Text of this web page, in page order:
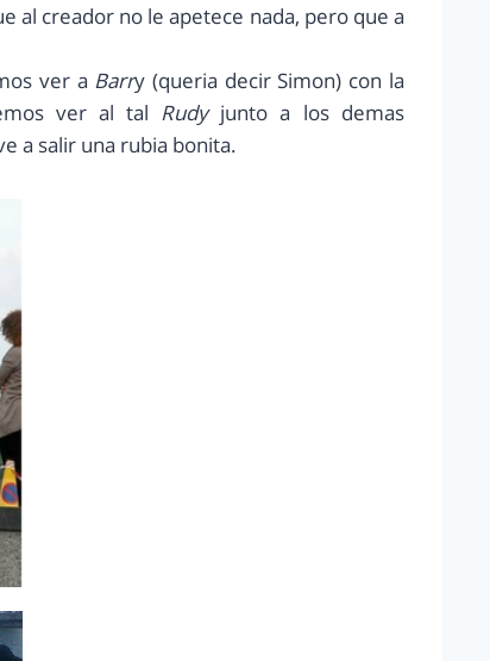
al creador no le apetece nada, pero que a
ver a Barry (queria decir Simon) con la
ver al tal Rudyjunto a los demas
a salir una rubia bonita.